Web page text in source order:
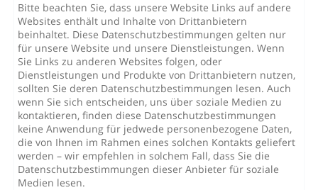
Bitte beachten Sie, dass unsere Website Links auf andere
Websites enthält und Inhalte von Drittanbietern
beinhaltet. Diese Datenschutzbestimmungen gelten nur
für unsere Website und unsere Dienstleistungen. Wenn
Sie Links zu anderen Websites folgen, oder
Dienstleistungen und Produkte von Drittanbietern nutzen,
sollten Sie deren Datenschutzbestimmungen lesen. Auch
wenn Sie sich entscheiden, uns über soziale Medien zu
kontaktieren, finden diese Datenschutzbestimmungen
keine Anwendung für jedwede personenbezogene Daten,
die von Ihnen im Rahmen eines solchen Kontakts geliefert
werden – wir empfehlen in solchem Fall, dass Sie die
Datenschutzbestimmungen dieser Anbieter für soziale
Medien lesen.